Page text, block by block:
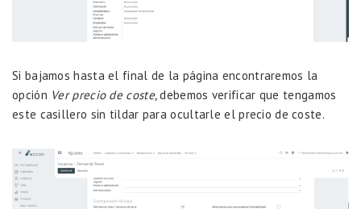
Si bajamos hasta el final de la página encontraremos la
opción Ver precio de coste,debemos verificar que tengamos
este casillero sin tildar para ocultarle el precio de coste.